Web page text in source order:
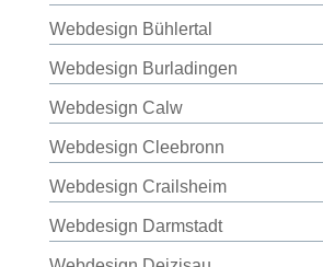
Webdesign Bühlertal
Webdesign Burladingen
Webdesign Calw
Webdesign Cleebronn
Webdesign Crailsheim
Webdesign Darmstadt